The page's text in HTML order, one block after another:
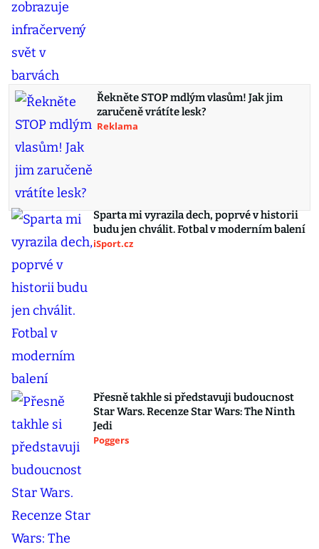
Řekněte STOP mdlým vlasům! Jak jim
zaručeně vrátíte lesk?
Reklama
Sparta mi vyrazila dech, poprvé v historii
budu jen chválit. Fotbal v moderním balení
iSport.cz
Přesně takhle si představuji budoucnost
Star Wars. Recenze Star Wars: The Ninth
Jedi
Poggers